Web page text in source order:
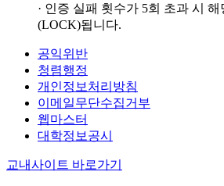
· 인증 실패 횟수가 5회 초과 시 해
(LOCK)됩니다.
공익위반
청렴행정
개인정보처리방침
이메일무단수집거부
웹마스터
대학정보공시
교내사이트 바로가기